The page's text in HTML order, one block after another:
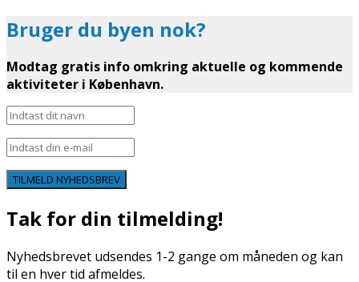
Bruger du byen nok?
Modtag gratis info omkring aktuelle og kommende
aktiviteter i København.
TILMELD NYHEDSBREV
Tak for din tilmelding!
Nyhedsbrevet udsendes 1-2 gange om måneden og kan
til en hver tid afmeldes.